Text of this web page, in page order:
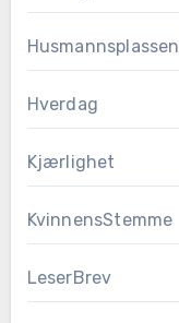
Husmannsplassen
Hverdag
Kjærlighet
KvinnensStemme
LeserBrev